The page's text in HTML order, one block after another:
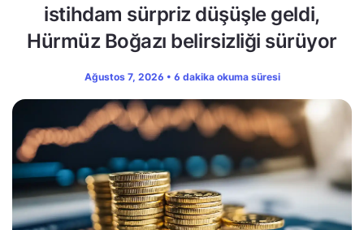
istihdam sürpriz düşüşle geldi,
Hürmüz Boğazı belirsizliği sürüyor
Ağustos 7, 2026 • 6 dakika okuma süresi